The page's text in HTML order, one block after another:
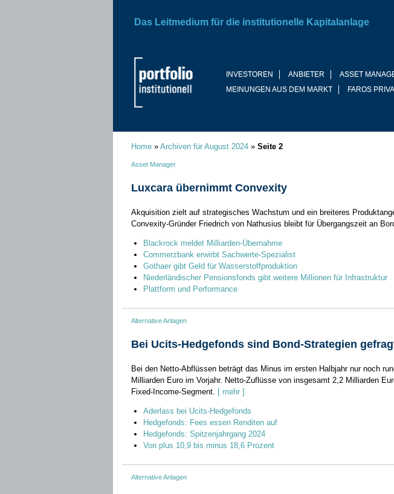
INVESTOREN ANBIETER ASSET
MEINUNGEN AUS DEM MARKT
FAROS
Das Leitmedium für die institutionelle Kapitalanlage
Home » Archiven für August 2024 » Seite 2
Asset Manager
Luxcara übernimmt Convexity
Akquisition zielt auf strategisches Wachstum und ein breiteres
Convexity-Gründer Friedrich von Nathusius bleibt für Übergangszeit an
Blackrock meldet Milliarden-Übernahme
Commerzbank erwirbt Sachwerte-Spezialist
Gothaer gibt Geld für Wasserstoffproduktion
Niederländischer Pensionsfonds gibt weitere Millionen für Infrastruktur
Plattform und Performance
Alternative Anlagen
Bei Ucits-Hedgefonds sind Bond-Strategien
Bei den Netto-Abflüssen beträgt das Minus im ersten Halbjahr nur noch
Milliarden Euro im Vorjahr. Netto-Zuflüsse von insgesamt 2,2 Milliarden
Fixed-Income-Segment. [ mehr ]
Aderlass bei Ucits-Hedgefonds
Hedgefonds: Fees essen Renditen auf
Hedgefonds: Spitzenjahrgang 2024
Von plus 10,9 bis minus 18,6 Prozent
Alternative Anlagen